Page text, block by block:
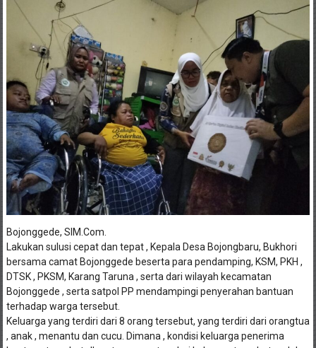
Bojonggede, SIM.Com.
Lakukan sulusi cepat dan tepat , Kepala Desa Bojongbaru, Bukhori
bersama camat Bojonggede beserta para pendamping, KSM, PKH ,
DTSK , PKSM, Karang Taruna , serta dari wilayah kecamatan
Bojonggede , serta satpol PP mendampingi penyerahan bantuan
terhadap warga tersebut.
Keluarga yang terdiri dari 8 orang tersebut, yang terdiri dari orangtua
, anak , menantu dan cucu. Dimana , kondisi keluarga penerima